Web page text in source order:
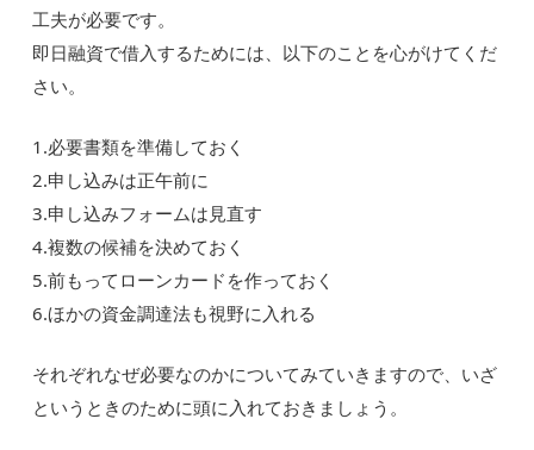
工夫が必要です。
即日融資で借入するためには、以下のことを心がけてくだ
さい。
1.必要書類を準備しておく
2.申し込みは正午前に
3.申し込みフォームは見直す
4.複数の候補を決めておく
5.前もってローンカードを作っておく
6.ほかの資金調達法も視野に入れる
それぞれなぜ必要なのかについてみていきますので、いざ
というときのために頭に入れておきましょう。